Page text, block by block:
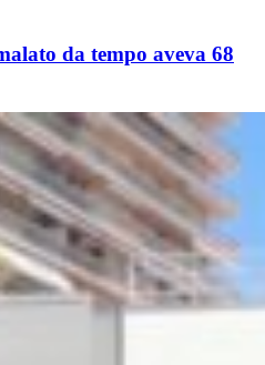
da tempo aveva 68